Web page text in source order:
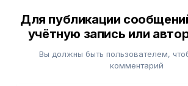
Для публикации
учётную запись или
Вы должны быть пользователем,
комментарий